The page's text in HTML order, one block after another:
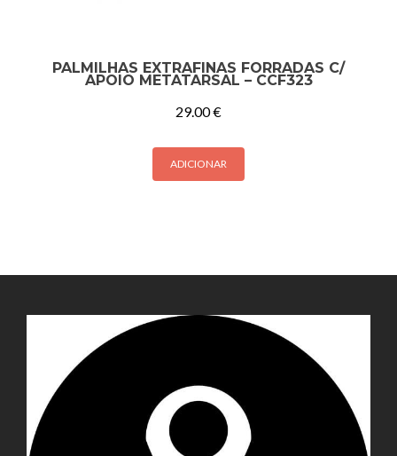
PALMILHAS EXTRAFINAS FORRADAS C/
APOIO METATARSAL – CCF323
29.00€
ADICIONAR